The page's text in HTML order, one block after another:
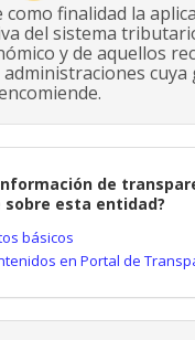
como finalidad la
del sistema
y de aquellos
cuya
de
sobre esta entidad?
básicos
en Portal de